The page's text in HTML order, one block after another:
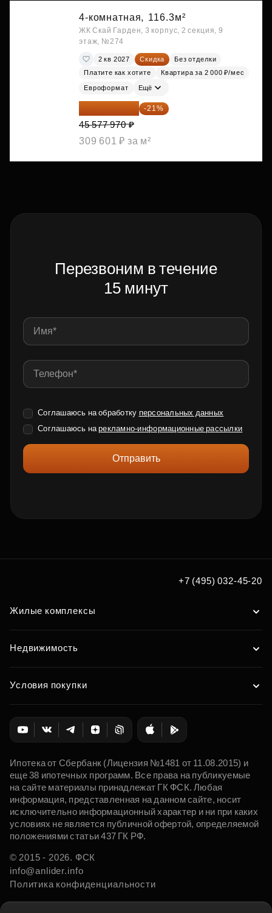
4-комнатная, 116.3м²
ЖК Скай Гарден, 3 корпус, 2 секция, 9
этаж, №274
2 кв 2027 Скидка
Без отделки
Платите как хотите
Квартира за 2 000 ₽/мес
Евроформат Ещё
36 006 596 ₽ -21%
45 577 970 ₽
309 601 ₽ за м²
Перезвоним в течение
15 минут
Соглашаюсь на обработку персональных данных
Соглашаюсь нарекламно-информационные рассылки
Отправить
+7 (495) 032-45-20
Жилые комплексы
Недвижимость
Условия покупки
Ипотека от Сбербанк (Лицензия №1481 от 11.08.2015) и
еще 38 ипотечных программ. Все права на публикуемые
на сайте материалы принадлежат ГК ФСК. Любая
информация, представленная на данном сайте, носит
исключительно информационный характер и ни при каких
условиях не является публичной офертой, определяемой
положениями статьи 437 ГК РФ.
© 2015 - 2026. ФСК
info@anlider.info
Политика конфиденциальности